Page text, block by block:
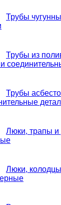
Трубы
Трубы из
Трубы
Люки, трапы и
Люки,